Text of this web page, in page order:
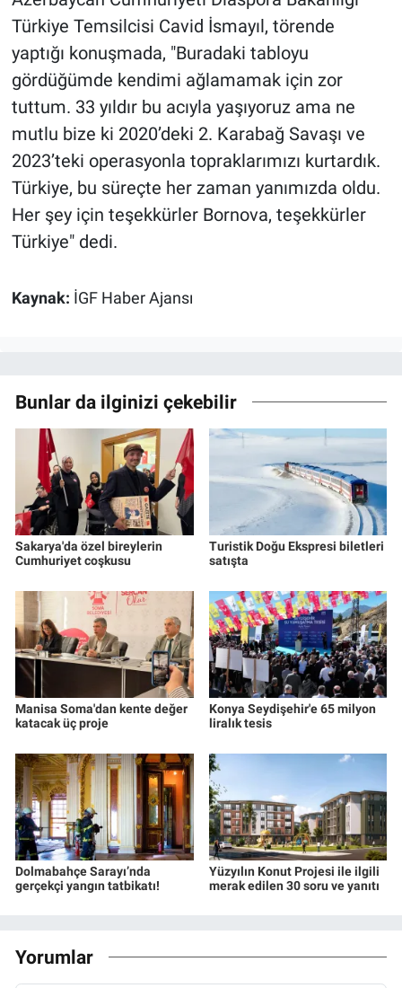
Türkiye Temsilcisi Cavid İsmayıl, törende
yaptığı konuşmada, "Buradaki tabloyu
gördüğümde kendimi ağlamamak için zor
tuttum. 33 yıldır bu acıyla yaşıyoruz ama ne
mutlu bize ki 2020’deki 2. Karabağ Savaşı ve
2023’teki operasyonla topraklarımızı kurtardık.
Türkiye, bu süreçte her zaman yanımızda oldu.
Her şey için teşekkürler Bornova, teşekkürler
Türkiye" dedi.
Kaynak: İGF Haber Ajansı
Bunlar da ilginizi çekebilir
Sakarya'da özel bireylerin
Cumhuriyet coşkusu
Turistik Doğu Ekspresi biletleri
satışta
Manisa Soma'dan kente değer
katacak üç proje
Konya Seydişehir'e 65 milyon
liralık tesis
Dolmabahçe Sarayı’nda
gerçekçi yangın tatbikatı!
Yüzyılın Konut Projesi ile ilgili
merak edilen 30 soru ve yanıtı
Yorumlar